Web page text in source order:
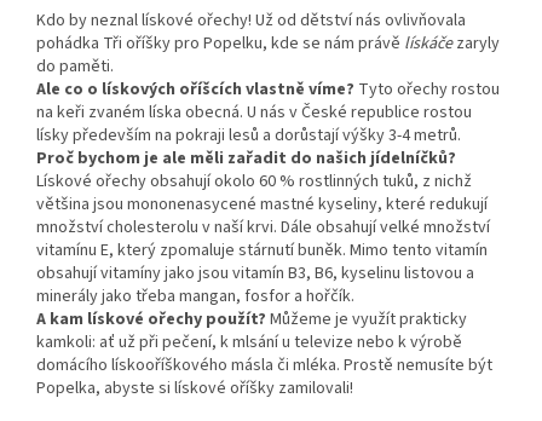
Kdo by neznal lískové ořechy! Už od dětství nás ovlivňovala
pohádka Tři oříšky pro Popelku, kde se nám právě lískáčezaryly
do paměti.
Ale co o lískových oříšcích vlastně víme? Tyto ořechy rostou
na keři zvaném líska obecná. U nás v České republice rostou
lísky především na pokraji lesů a dorůstají výšky 3-4 metrů.
Proč bychom je ale měli zařadit do našich jídelníčků?
Lískové ořechy obsahují okolo 60 % rostlinných tuků, z nichž
většina jsou mononenasycené mastné kyseliny, které redukují
množství cholesterolu v naší krvi. Dále obsahují velké množství
vitamínu E, který zpomaluje stárnutí buněk. Mimo tento vitamín
obsahují vitamíny jako jsou vitamín B3, B6, kyselinu listovou a
minerály jako třeba mangan, fosfor a hořčík.
A kam lískové ořechy použít? Můžeme je využít prakticky
kamkoli: ať už při pečení, k mlsání u televize nebo k výrobě
domácího lískooříškového másla či mléka. Prostě nemusíte být
Popelka, abyste si lískové oříšky zamilovali!